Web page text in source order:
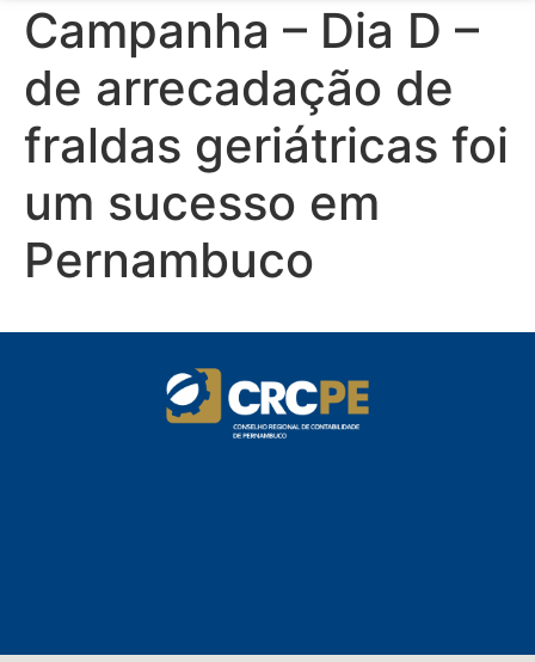
Campanha – Dia D –
de arrecadação de
fraldas geriátricas foi
um sucesso em
Pernambuco